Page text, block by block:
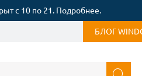
с 10 по 21. Подробнее.
БЛОГ